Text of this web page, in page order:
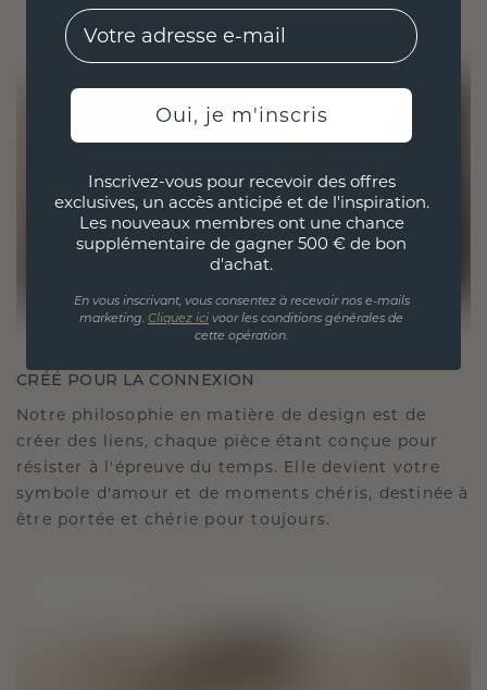
CRÉÉ POUR LA CONNEXION
Notre philosophie en matière de design est de
créer des liens, chaque pièce étant conçue pour
résister à l'épreuve du temps. Elle devient votre
symbole d'amour et de moments chéris, destinée à
être portée et chérie pour toujours.
EMail
Oui, je m'inscris
Inscrivez-vous pour recevoir des offres
exclusives, un accès anticipé et de l'inspiration.
Les nouveaux membres ont une chance
supplémentaire de gagner 500 € de bon
d'achat.
En vous inscrivant, vous consentez à recevoir nos e-mails
marketing. Cliquez ici voor les conditions générales de
cette opération.